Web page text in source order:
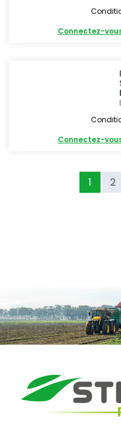
Connectez-
Connectez-
1 2